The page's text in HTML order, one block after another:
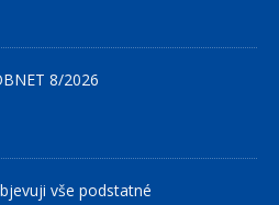
8/2026
vše podstatné